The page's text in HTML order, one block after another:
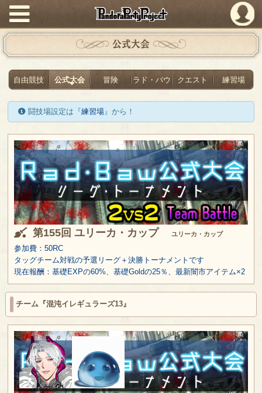
PandoraPartyProject
公式大会
自由競技 公式大会 冒険 ラド・バウ クエスト 練習場
闘技場設定は『練習場』から！
第155回 ユリーカ・カップ ユリーカ・カップ
参加費：50RC
タッグチーム対戦の予選リーグ＋決勝トーナメントです
現在報酬：基礎EXPの60%、基礎Goldの25％、最新闇市アイテム×2
チーム『混沌イレギュラーズ13』